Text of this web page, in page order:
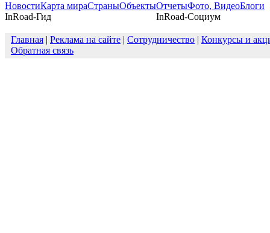
НовостиКарта мираСтраныОбъектыОтчетыФото, ВидеоБлоги
InRoad-Гид
InRoad-Социум
Главная | Реклама на сайте | Сотрудничество | Конкурсы и
Обратная связь